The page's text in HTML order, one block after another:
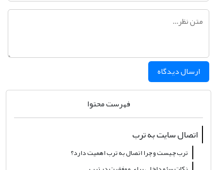
ارسال دیدگاه
فهرست محتوا
اتصال سایت به ترب
ترب چیست و چرا اتصال به ترب اهمیت دارد؟